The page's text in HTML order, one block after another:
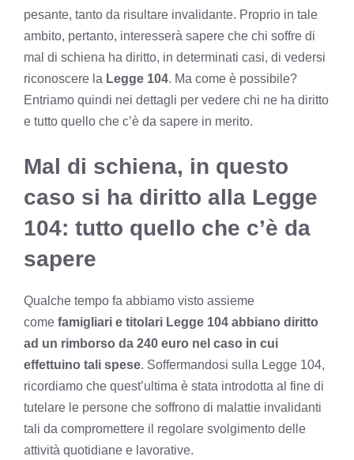
pesante, tanto da risultare invalidante. Proprio in tale
ambito, pertanto, interesserà sapere che chi soffre di
mal di schiena ha diritto, in determinati casi, di vedersi
riconoscere la Legge 104. Ma come è possibile?
Entriamo quindi nei dettagli per vedere chi ne ha diritto
e tutto quello che c’è da sapere in merito.
Mal di schiena, in questo
caso si ha diritto alla Legge
104: tutto quello che c’è da
sapere
Qualche tempo fa abbiamo visto assieme
come famigliari e titolari Legge 104 abbiano diritto
ad un rimborso da 240 euro nel caso in cui
effettuino tali spese. Soffermandosi sulla Legge 104,
ricordiamo che quest’ultima è stata introdotta al fine di
tutelare le persone che soffrono di malattie invalidanti
tali da compromettere il regolare svolgimento delle
attività quotidiane e lavorative.